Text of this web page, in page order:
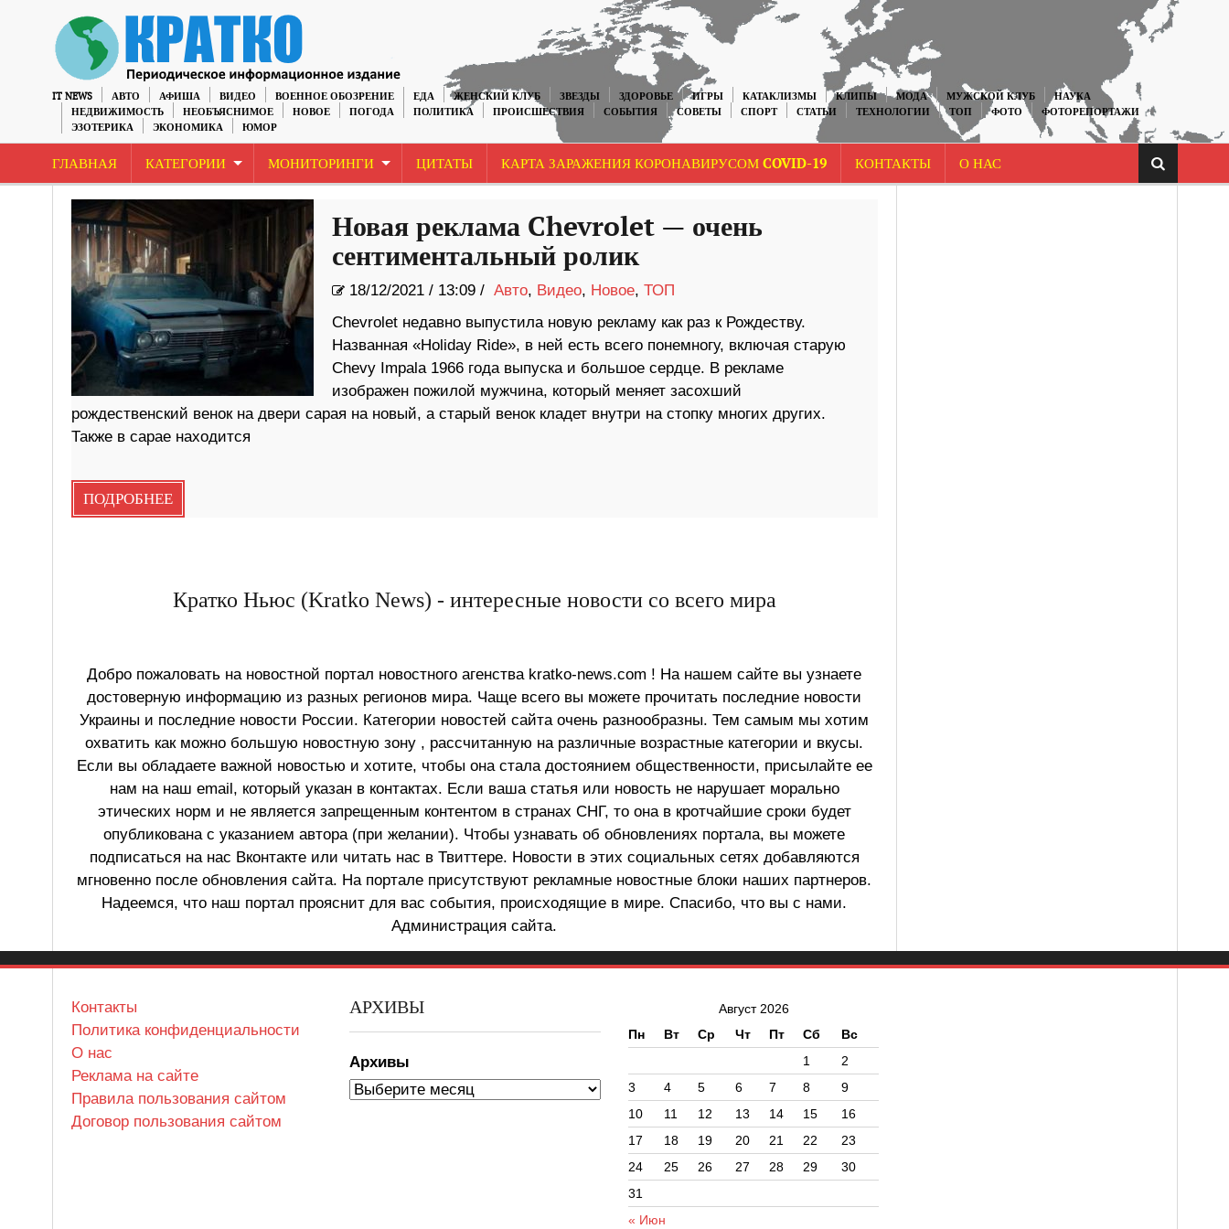
IT NEWS АВТО АФИША ВИДЕО ВОЕННОЕ ОБОЗРЕНИЕ ЕДА ЖЕНСКИЙ КЛУБ ЗВЕЗДЫ ЗДОРОВЬЕ ИГРЫ КАТАКЛИЗМЫ КЛИПЫ МОДА МУЖСКОЙ КЛУБ
НАУКА
НЕДВИЖИМОСТЬ
НЕОБЪЯСНИМОЕ НОВОЕ ПОГОДА ПОЛИТИКА ПРОИСШЕСТВИЯ СОБЫТИЯ СОВЕТЫ СПОРТ СТАТЬИ ТЕХНОЛОГИИ ТОП ФОТО
ФОТОРЕПОРТАЖИ
ЭЗОТЕРИКА
ЭКОНОМИКА ЮМОР
ГЛАВНАЯ КАТЕГОРИИ МОНИТОРИНГИ ЦИТАТЫ КАРТА ЗАРАЖЕНИЯ КОРОНАВИРУСОМ COVID-19 КОНТАКТЫ О НАС
Новая реклама Chevrolet — очень
сентиментальный ролик
18/12/2021/ 13:09 / Авто, Видео, Новое, ТОП
Chevrolet недавно выпустила новую рекламу как раз к Рождеству.
Названная «Holiday Ride», в ней есть всего понемногу, включая старую
Chevy Impala 1966 года выпуска и большое сердце. В рекламе
изображен пожилой мужчина, который меняет засохший
рождественский венок на двери сарая на новый, а старый венок кладет внутри на стопку многих других.
Также в сарае находится
ПОДРОБНЕЕ
Кратко Ньюс (Kratko News) - интересные новости со всего мира
Добро пожаловать на новостной портал новостного агенства kratko-news.com ! На нашем сайте вы узнаете
достоверную информацию из разных регионов мира. Чаще всего вы можете прочитать последние новости
Украины и последние новости России. Категории новостей сайта очень разнообразны. Тем самым мы хотим
охватить как можно большую новостную зону , рассчитанную на различные возрастные категории и вкусы.
Если вы обладаете важной новостью и хотите, чтобы она стала достоянием общественности, присылайте ее
нам на наш email, который указан в контактах. Если ваша статья или новость не нарушает морально
этических норм и не является запрещенным контентом в странах СНГ, то она в кротчайшие сроки будет
опубликована с указанием автора (при желании). Чтобы узнавать об обновлениях портала, вы можете
подписаться на нас Вконтакте или читать нас в Твиттере. Новости в этих социальных сетях добавляются
мгновенно после обновления сайта. На портале присутствуют рекламные новостные блоки наших партнеров.
Надеемся, что наш портал прояснит для вас события, происходящие в мире. Спасибо, что вы с нами.
Администрация сайта.
Контакты
Политика конфиденциальности
О нас
Реклама на сайте
Правила пользования сайтом
Договор пользования сайтом
АРХИВЫ
Архивы
Август 2026
Пн
Вт Ср Чт Пт Сб Вс
« Июн
1
2
3
4 5 6 7 8
9
10
11 12 13 14 15
16
17
18 19 20 21 22
23
24
25 26 27 28 29
30
31